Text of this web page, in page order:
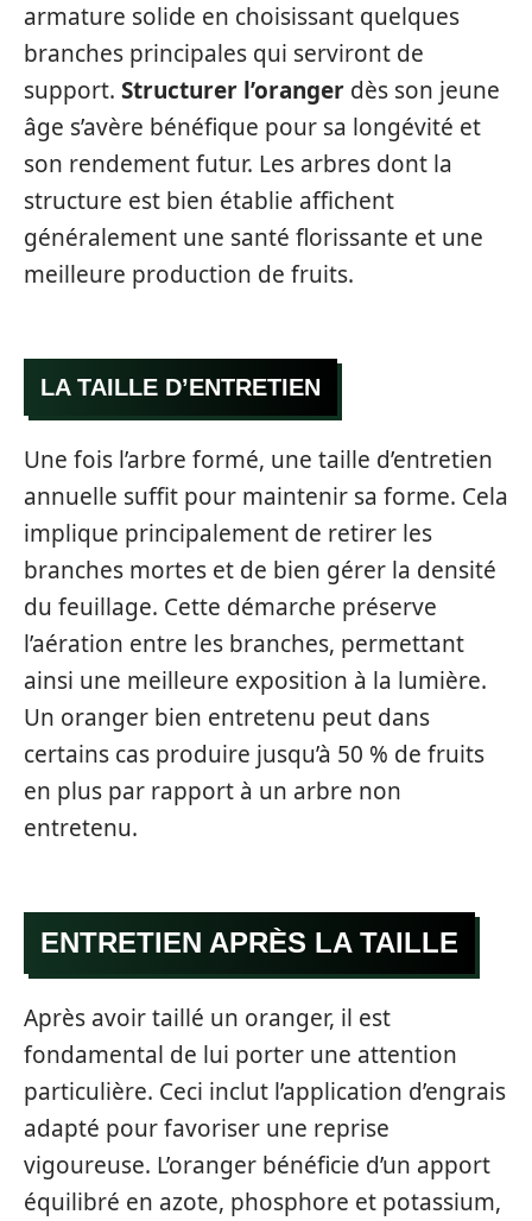
armature solide en choisissant quelques
branches principales qui serviront de
support. Structurer l’oranger dès son jeune
âge s’avère bénéfique pour sa longévité et
son rendement futur. Les arbres dont la
structure est bien établie affichent
généralement une santé florissante et une
meilleure production de fruits.
LA TAILLE D’ENTRETIEN
Une fois l’arbre formé, une taille d’entretien
annuelle suffit pour maintenir sa forme. Cela
implique principalement de retirer les
branches mortes et de bien gérer la densité
du feuillage. Cette démarche préserve
l’aération entre les branches, permettant
ainsi une meilleure exposition à la lumière.
Un oranger bien entretenu peut dans
certains cas produire jusqu’à 50 % de fruits
en plus par rapport à un arbre non
entretenu.
ENTRETIEN APRÈS LA TAILLE
Après avoir taillé un oranger, il est
fondamental de lui porter une attention
particulière. Ceci inclut l’application d’engrais
adapté pour favoriser une reprise
vigoureuse. L’oranger bénéficie d’un apport
équilibré en azote, phosphore et potassium,